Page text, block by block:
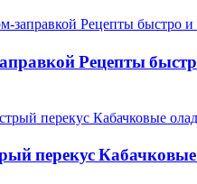
Рецепты
перекус Кабачковые